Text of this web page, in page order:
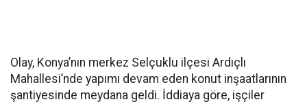
Olay, Konya’nın merkez Selçuklu ilçesi Ardıçlı
Mahallesi’nde yapımı devam eden konut inşaatlarının
şantiyesinde meydana geldi. İddiaya göre, işçiler